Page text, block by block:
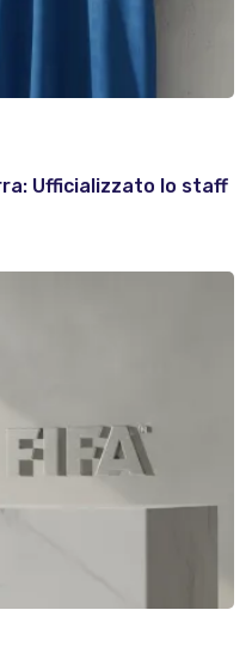
Ufficializzato lo staff